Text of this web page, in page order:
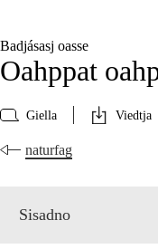
Badjásasj oasse
Oahppat
Giella Viedtja
naturfag
Sisadno